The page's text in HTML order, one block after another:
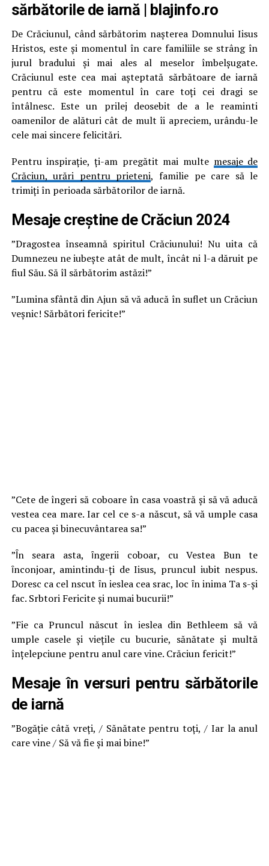
sărbătorile de iarnă | blajinfo.ro
De Crăciunul, când sărbătorim nașterea Domnului Iisus
Hristos, este și momentul în care familiile se strâng în
jurul bradului și mai ales al meselor îmbelșugate.
Crăciunul este cea mai așteptată sărbătoare de iarnă
pentru că este momentul în care toți cei dragi se
întâlnesc. Este un prilej deosebit de a le reaminti
oamenilor de alături cât de mult îi apreciem, urându-le
cele mai sincere felicitări.
Pentru inspirație, ți-am pregătit mai multe mesaje de
Crăciun, urări pentru prieteni, familie pe care să le
trimiți în perioada sărbătorilor de iarnă.
Mesaje creștine de Crăciun 2024
”Dragostea înseamnă spiritul Crăciunului! Nu uita că
Dumnezeu ne iubește atât de mult, încât ni l-a dăruit pe
fiul Său. Să îl sărbătorim astăzi!”
”Lumina sfântă din Ajun să vă aducă în suflet un Crăciun
veșnic! Sărbători fericite!”
”Cete de îngeri să coboare în casa voastră și să vă aducă
vestea cea mare. Iar cel ce s-a născut, să vă umple casa
cu pacea și binecuvântarea sa!”
”Ȋn seara asta, ȋngerii coboarӑ, cu Vestea Bunӑ te
ȋnconjoarӑ, amintindu-ți de Iisus, pruncul iubit nespus.
Doresc ca cel nӑscut ȋn ieslea cea sӑracӑ, loc ȋn inima Ta sӑ-și
facӑ. Sӑrbӑtori Fericite și numai bucurii!”
”Fie ca Pruncul născut în ieslea din Bethleem să vă
umple casele și viețile cu bucurie, sănătate și multă
înțelepciune pentru anul care vine. Crăciun fericit!”
Mesaje în versuri pentru sărbătorile
de iarnă
”Bogăție câtă vreți, / Sănătate pentru toți, / Iar la anul
care vine / Să vă fie și mai bine!”